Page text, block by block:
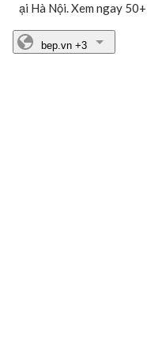
ại Hà Nội. Xem ngay
bep.vn +3